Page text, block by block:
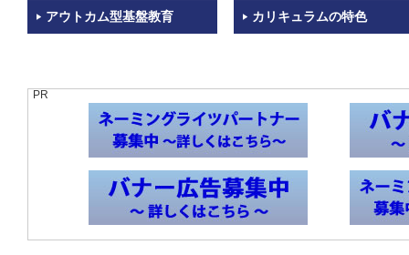
アウトカム型基盤教育 カリキュラムの特色
PR